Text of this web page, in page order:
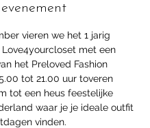
vieren we het 1 jarig
Love4yourcloset met een
het Preloved Fashion
tot 21.00 uur toveren
tot een heus feestelijke
waar je je ideale outfit
vinden.